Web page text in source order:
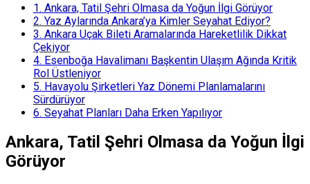
1. Ankara, Tatil Şehri Olmasa da Yoğun İlgi Görüyor
2. Yaz Aylarında Ankara’ya Kimler Seyahat Ediyor?
3. Ankara Uçak Bileti Aramalarında Hareketlilik Dikkat
Çekiyor
4. Esenboğa Havalimanı Başkentin Ulaşım Ağında Kritik
Rol Üstleniyor
5. Havayolu Şirketleri Yaz Dönemi Planlamalarını
Sürdürüyor
6. Seyahat Planları Daha Erken Yapılıyor
Ankara, Tatil Şehri Olmasa da Yoğun İlgi
Görüyor